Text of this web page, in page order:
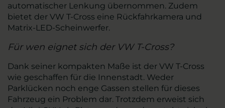
automatischer Lenkung übernommen. Zudem
bietet der VW T-Cross eine Rückfahrkamera und
Matrix-LED-Scheinwerfer.
Für wen eignet sich der VW T-Cross?
Dank seiner kompakten Maße ist der VW T-Cross
wie geschaffen für die Innenstadt. Weder
Parklücken noch enge Gassen stellen für dieses
Fahrzeug ein Problem dar. Trotzdem erweist sich